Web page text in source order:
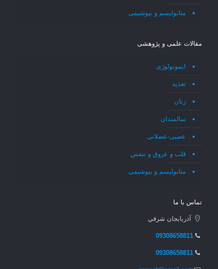
متابولیسم و بیوشیمی
مقالات علمی و پژوهشی
ایمونولوژی
تغذیه
زنان
سالمندان
عصبی-عضلانی
قلب و عروق و تنفس
متابولیسم و بیوشیمی
تماس با ما
آذربايجان شرقي
09308658811
09308658811